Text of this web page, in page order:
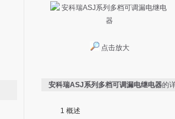
点击放大
安科瑞ASJ系列多档可调漏电继电器的
1 概述